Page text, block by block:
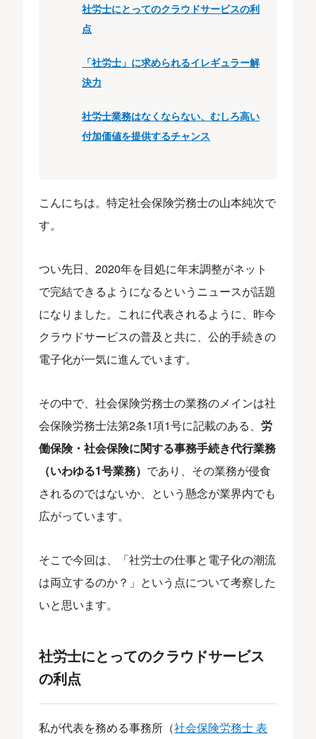
社労士にとってのクラウドサービスの利
点
「社労士」に求められるイレギュラー解
決力
社労士業務はなくならない、むしろ高い
付加価値を提供するチャンス
こんにちは。特定社会保険労務士の山本純次で
す。
つい先日、2020年を目処に年末調整がネット
で完結できるようになるというニュースが話題
になりました。これに代表されるように、昨今
クラウドサービスの普及と共に、公的手続きの
電子化が一気に進んでいます。
その中で、社会保険労務士の業務のメインは社
会保険労務士法第2条1項1号に記載のある、労
働保険・社会保険に関する事務手続き代行業務
（いわゆる1号業務） であり、その業務が侵食
されるのではないか、という懸念が業界内でも
広がっています。
そこで今回は、「社労士の仕事と電子化の潮流
は両立するのか？」という点について考察した
いと思います。
社労士にとってのクラウドサービス
の利点
私が代表を務める事務所（社会保険労務士 表